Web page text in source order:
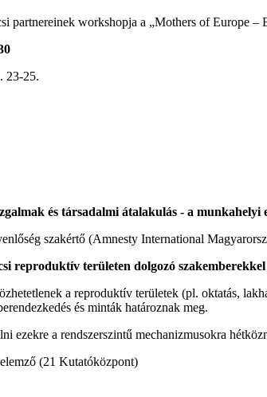
partnereinek workshopja a „Mothers of Europe –
23-25.
és társadalmi átalakulás - a munkahelyi
szakértő (Amnesty International
reproduktív területen dolgozó szakemberekkel
a reproduktív területek (pl. oktatás,
és minták határoznak meg.
ezekre a rendszerszintű mechanizmusokra
(21 Kutatóközpont)